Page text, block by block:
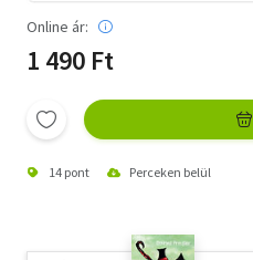
Online ár:
1 490 Ft
14 pont Perceken belül